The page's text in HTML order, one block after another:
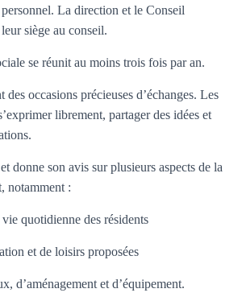
La direction et le Conseil
siège au conseil.
se réunit au moins trois fois par an.
des occasions précieuses d’échanges. Les
librement, partager des idées et
donne son avis sur plusieurs aspects de la
notamment :
quotidienne des résidents
et de loisirs proposées
d’aménagement et d’équipement.